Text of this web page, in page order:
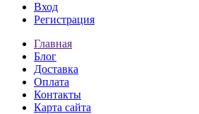
Вход
Регистрация
Главная
Блог
Доставка
Оплата
Контакты
Карта сайта